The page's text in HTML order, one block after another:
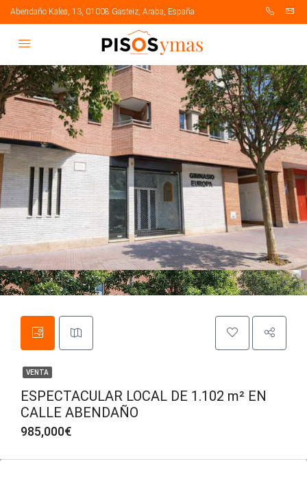
Abendaño Kalea, 13, 01008 Gasteiz, Araba, España
VENTA
ESPECTACULAR LOCAL DE 1.102 m² EN
CALLE ABENDAÑO
985,000€